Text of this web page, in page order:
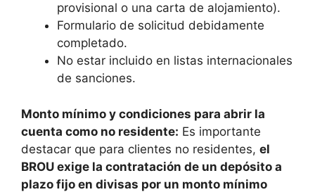
provisional o una carta de alojamiento).
Formulario de solicitud debidamente
completado.
No estar incluido en listas internacionales
de sanciones.
Monto mínimo y condiciones para abrir la
cuenta como no residente: Es importante
destacar que para clientes no residentes, el
BROU exige la contratación de un depósito a
plazo fijo en divisas por un monto mínimo